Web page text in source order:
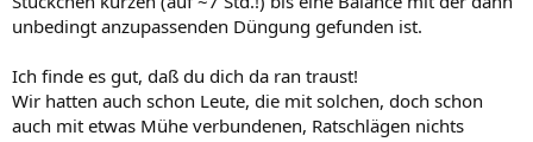
unbedingt anzupassenden Düngung gefunden ist.
Ich finde es gut, daß du dich da ran traust!
Wir hatten auch schon Leute, die mit solchen, doch schon
auch mit etwas Mühe verbundenen, Ratschlägen nichts